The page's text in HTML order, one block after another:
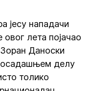
јесу нападачи
овог лета појачао
Даноски
делу
толико